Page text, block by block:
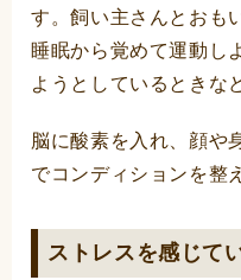
す。飼い主さんとおも
睡眠から覚めて運動し
ようとしているときな
脳に酸素を入れ、顔や
でコンディションを整
ストレスを感じて